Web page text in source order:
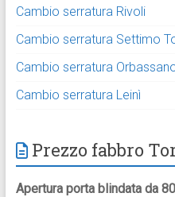
Cambio serratura Rivoli
Cambio serratura Settimo
Cambio serratura
Cambio serratura Leinì
Prezzo fabbro
Apertura porta blindata da